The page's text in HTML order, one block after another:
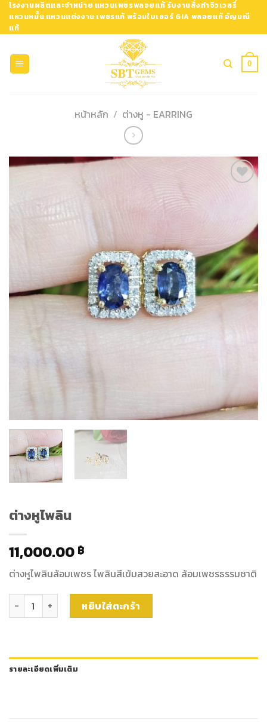
Skip
content
โรงงานผลิตและจำหน่าย แหวนเพชรพลอยแท้ รับงานสั่งทำจิวเวลรี่
แหวนหมั้น แหวนแต่งงาน เพชรแท้ พร้อมใบเซอร์ GIA พลอยแท้ อัญมณี
แท้
0
หน้าหลัก / ต่างหู - EARRING
ต่างหูไพลิน
11,000.00 ฿
ต่างหูไพลินล้อมเพชร ไพลินสีเข้มสวยสะอาด ล้อมเพชรธรรมชาติ
จำนวน ต่างหูไพลิน ชิ้นหยิบใส่ตะกร้า
รายละเอียดเพิ่มเติม